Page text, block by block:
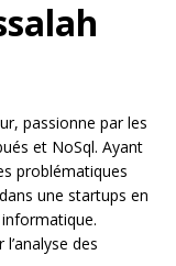
passionne par les
et NoSql. Ayant
problématiques
une startups en
des